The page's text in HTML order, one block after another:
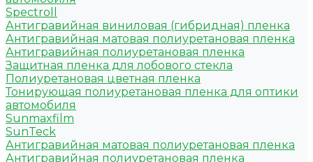
Spectroll
Антигравийная виниловая (гибридная) пленка
Антигравийная матовая полиуретановая пленка
Антигравийная полиуретановая пленка
Защитная пленка для лобового стекла
Полиуретановая цветная пленка
Тонирующая полиуретановая пленка для оптики
автомобиля
Sunmaxfilm
SunTeck
Антигравийная матовая полиуретановая пленка
Антигравийная полиуретановая пленка